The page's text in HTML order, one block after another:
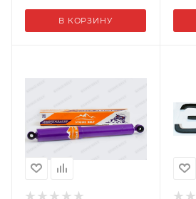
В КОРЗИНУ